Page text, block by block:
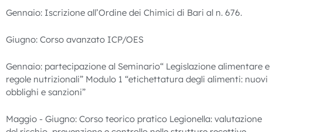
Gennaio: Iscrizione all’Ordine dei Chimici di Bari al n. 676.
Giugno: Corso avanzato ICP/OES
Gennaio: partecipazione al Seminario“ Legislazione alimentare e
regole nutrizionali” Modulo 1 “etichettatura degli alimenti: nuovi
obblighi e sanzioni”
Maggio - Giugno: Corso teorico pratico Legionella: valutazione